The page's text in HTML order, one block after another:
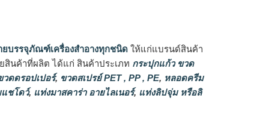
บรรจุภัณฑ์เครื่องสำอางทุกชนิด ให้แก่แบรนด์สินค้า
สินค้าที่ผลิต ได้แก่ สินค้าประเภท กระปุกแก้ว ขวด
วดดรอปเปอร์, ขวดสเปรย์ PET , PP , PE, หลอดครีม
ชโดว์, แท่งมาสคาร่า อายไลเนอร์, แท่งลิปจุ่ม หรือลิ